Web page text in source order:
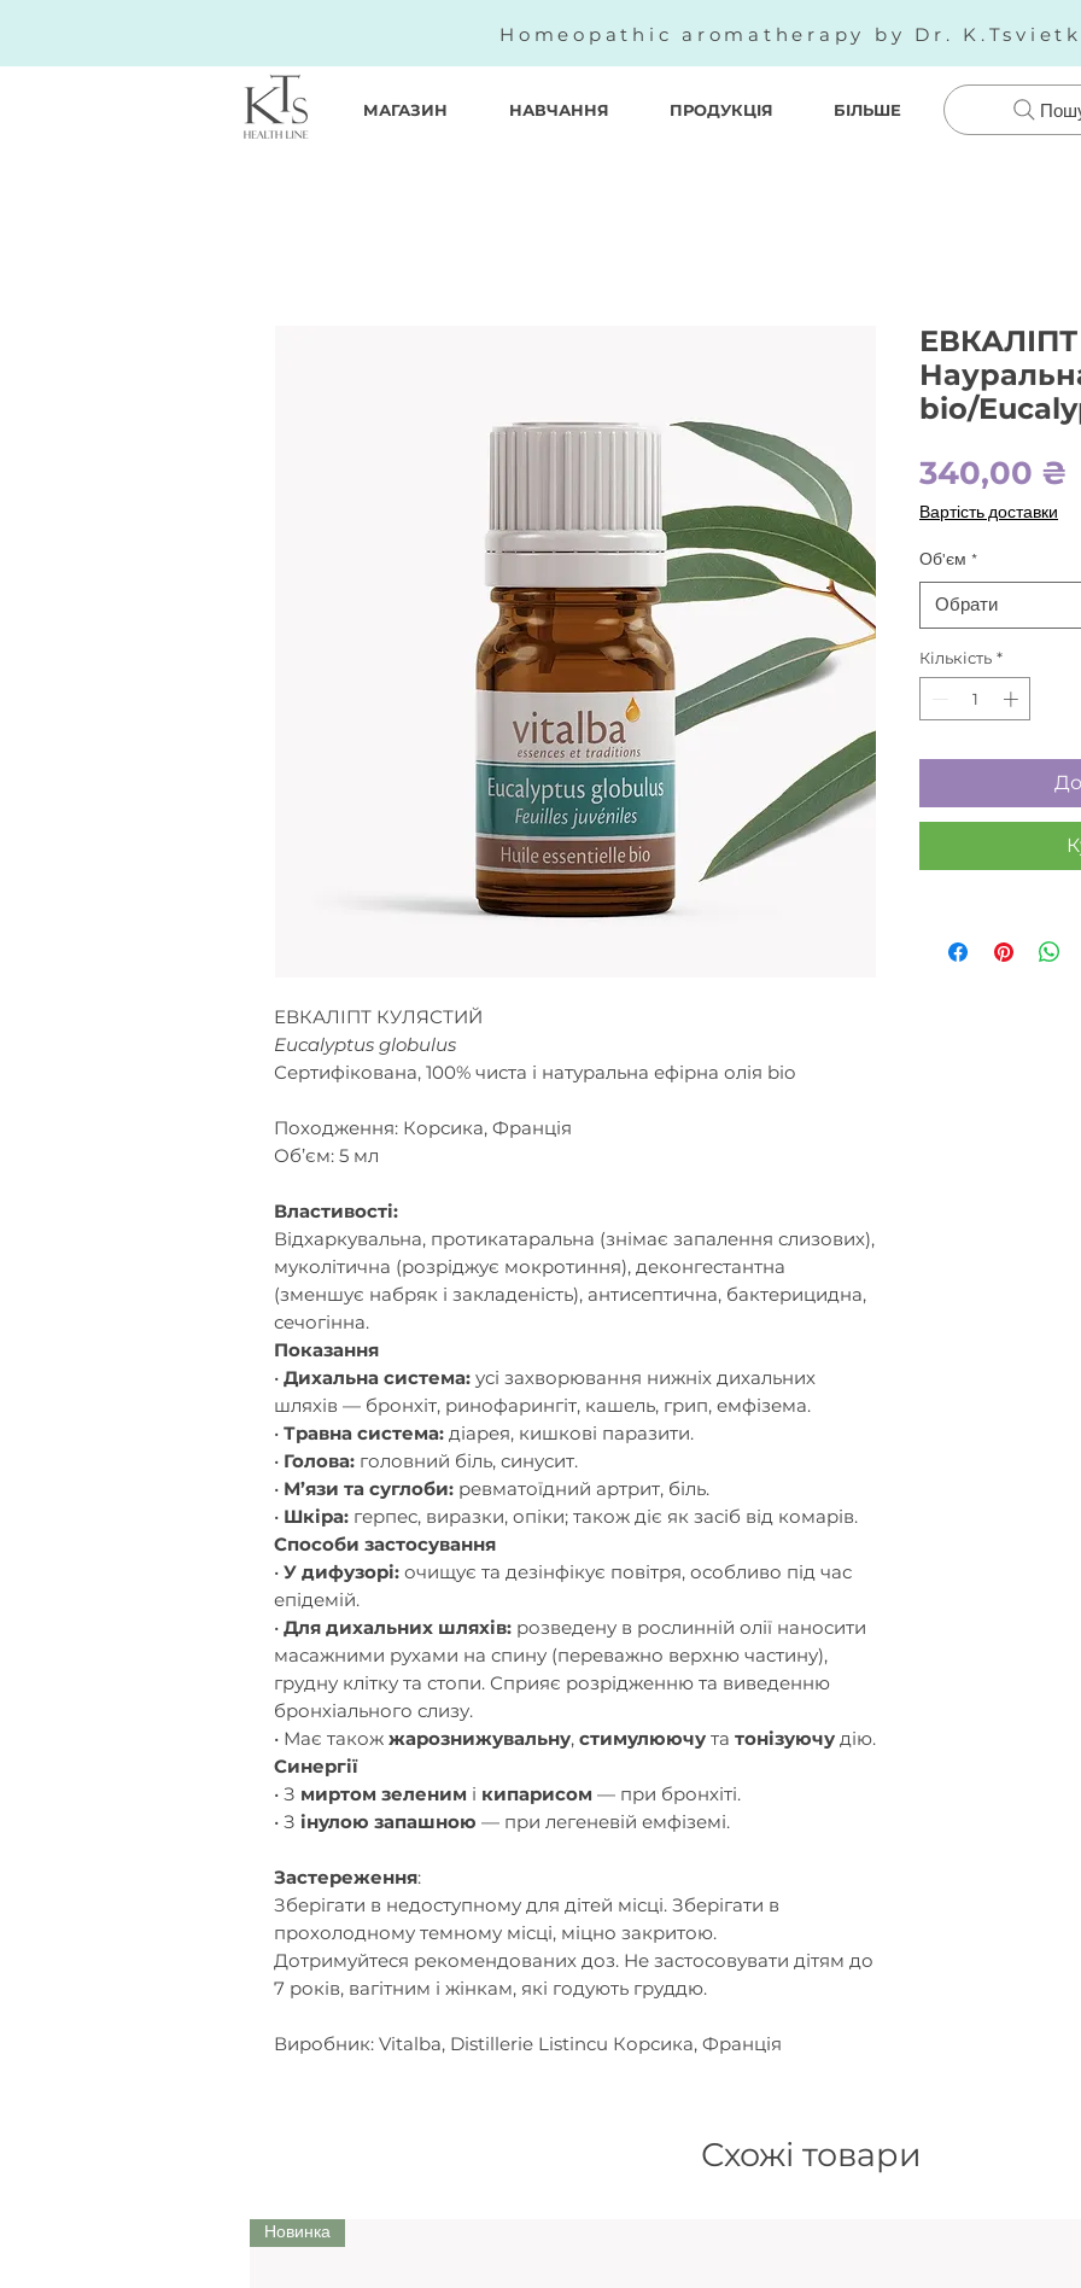
Homeopathic aromatherapy by Dr.
МАГАЗИН НАВЧАННЯ ПРОДУКЦІЯ БІЛЬШЕ
ЕВКАЛІПТ КУЛЯСТИЙ
Eucalyptus globulus
Сертифікована, 100% чиста і натуральна ефірна олія bio
Походження: Корсика, Франція
Об’єм: 5 мл
Властивості:
Відхаркувальна, протикатаральна (знімає запалення слизових),
муколітична (розріджує мокротиння), деконгестантна
(зменшує набряк і закладеність), антисептична, бактерицидна,
сечогінна.
Показання
• Дихальна система: усі захворювання нижніх дихальних
шляхів — бронхіт, ринофарингіт, кашель, грип, емфізема.
• Травна система: діарея, кишкові паразити.
• Голова: головний біль, синусит.
• М’язи та суглоби: ревматоїдний артрит, біль.
• Шкіра: герпес, виразки, опіки; також діє як засіб від комарів.
Способи застосування
• У дифузорі: очищує та дезінфікує повітря, особливо під час
епідемій.
• Для дихальних шляхів: розведену в рослинній олії наносити
масажними рухами на спину (переважно верхню частину),
грудну клітку та стопи. Сприяє розрідженню та виведенню
бронхіального слизу.
• Має також жарознижувальну, стимулюючу та тонізуючу дію.
Синергії
• З миртом зеленим і кипарисом — при бронхіті.
• З інулою запашною — при легеневій емфіземі.
Застереження:
Зберігати в недоступному для дітей місці. Зберігати в
прохолодному темному місці, міцно закритою.
Дотримуйтеся рекомендованих доз. Не застосовувати дітям до
7 років, вагітним і жінкам, які годують груддю.
Виробник: Vitalba, Distillerie Listincu Корсика, Франція
ЕВКАЛІПТ
bio/
340,00 ₴
Вартість доставки
Об'єм *
Обрати
Кількість *
Схожі товари
Новинка